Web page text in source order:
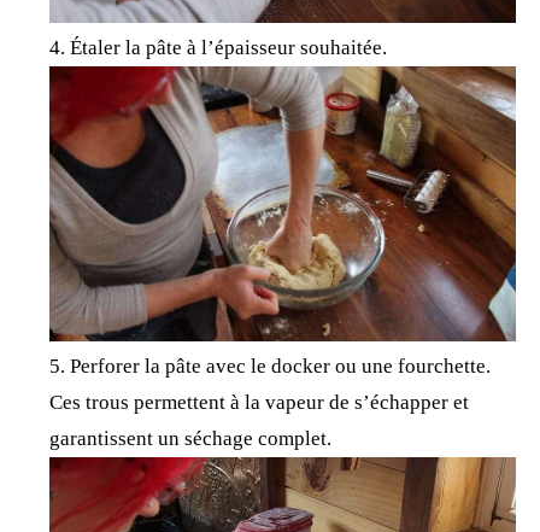
Étaler la pâte à l’épaisseur souhaitée.
Perforer la pâte avec le docker ou une fourchette.
Ces trous permettent à la vapeur de s’échapper et
garantissent un séchage complet.